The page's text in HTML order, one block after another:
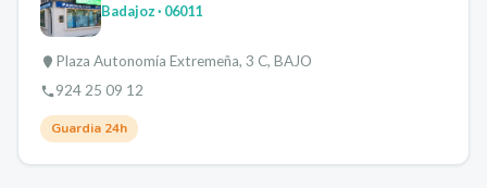
Badajoz· 06011
Plaza Autonomía Extremeña, 3 C, BAJO
924 25 09 12
Guardia 24h